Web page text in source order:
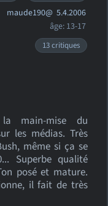
maude190@ 5.4.2006
âge: 13-17
13 critiques
main-mise du
les médias. Très
même si ça se
Superbe qualité
posé et mature.
il fait de très